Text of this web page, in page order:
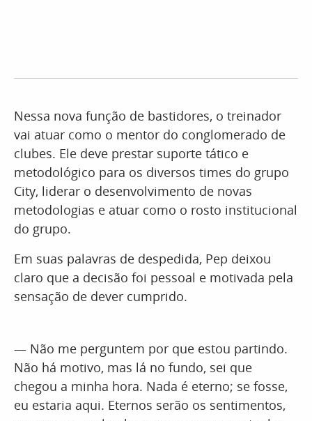
Nessa nova função de bastidores, o treinador
vai atuar como o mentor do conglomerado de
clubes. Ele deve prestar suporte tático e
metodológico para os diversos times do grupo
City, liderar o desenvolvimento de novas
metodologias e atuar como o rosto institucional
do grupo.
Em suas palavras de despedida, Pep deixou
claro que a decisão foi pessoal e motivada pela
sensação de dever cumprido.
— Não me perguntem por que estou partindo.
Não há motivo, mas lá no fundo, sei que
chegou a minha hora. Nada é eterno; se fosse,
eu estaria aqui. Eternos serão os sentimentos,